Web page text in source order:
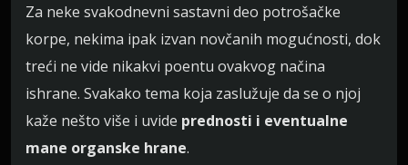
Za neke svakodnevni sastavni deo potrošačke
korpe, nekima ipak izvan novčanih mogućnosti, dok
treći ne vide nikakvi poentu ovakvog načina
ishrane. Svakako tema koja zaslužuje da se o njoj
kaže nešto više i uvide prednosti i eventualne
mane organske hrane.